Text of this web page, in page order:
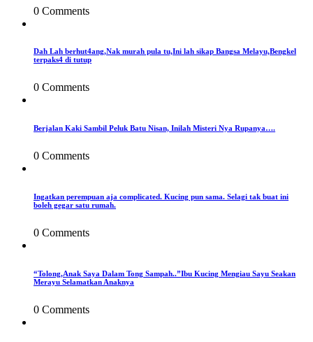
0 Comments
Dah Lah berhut4ang,Nak murah pula tu,Ini lah sikap Bangsa Melayu,Bengkel
terpaks4 di tutup
0 Comments
Berjalan Kaki Sambil Peluk Batu Nisan, Inilah Misteri Nya Rupanya….
0 Comments
Ingatkan perempuan aja complicated. Kucing pun sama. Selagi tak buat ini
boleh gegar satu rumah.
0 Comments
“Tolong,Anak Saya Dalam Tong Sampah..”Ibu Kucing Mengiau Sayu Seakan
Merayu Selamatkan Anaknya
0 Comments